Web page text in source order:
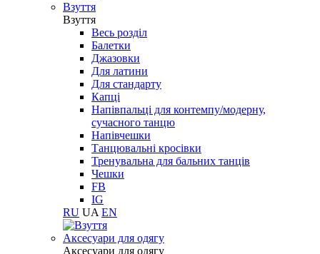
Взуття
Взуття
Весь розділ
Балетки
Джазовки
Для латини
Для стандарту
Капці
Напівпальці для контемпу/модерну,
сучасного танцю
Напівчешки
Танцювальні кросівки
Тренувальна для бальних танців
Чешки
FB
IG
RU UA EN
Aксесуари для одягу
Aксесуари для одягу